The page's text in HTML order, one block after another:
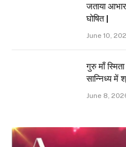
जताया
घोषित |
June 10,
गुरु माँ
सान्निध्य में
June 8,